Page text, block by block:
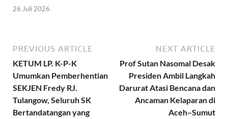
26 Juli 2026
PREVIOUS ARTICLE
KETUM LP. K-P-K
Umumkan Pemberhentian
SEKJEN Fredy RJ.
Tulangow, Seluruh SK
Bertandatangan yang
NEXT ARTICLE
Prof Sutan Nasomal Desak
Presiden Ambil Langkah
Darurat Atasi Bencana dan
Ancaman Kelaparan di
Aceh–Sumut